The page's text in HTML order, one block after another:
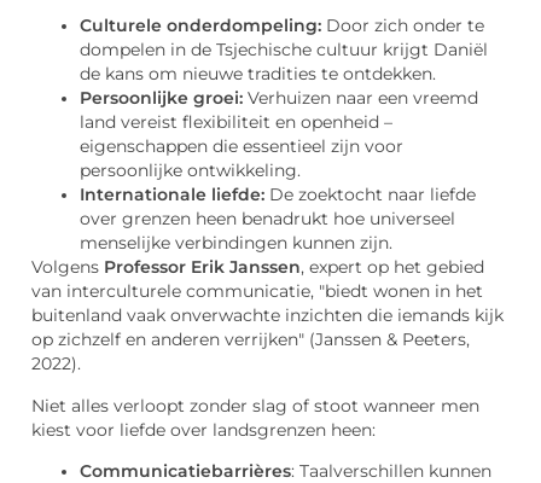
Culturele onderdompeling: Door zich onder te
dompelen in de Tsjechische cultuur krijgt Daniël
de kans om nieuwe tradities te ontdekken.
Persoonlijke groei: Verhuizen naar een vreemd
land vereist flexibiliteit en openheid –
eigenschappen die essentieel zijn voor
persoonlijke ontwikkeling.
Internationale liefde: De zoektocht naar liefde
over grenzen heen benadrukt hoe universeel
menselijke verbindingen kunnen zijn.
Volgens Professor Erik Janssen, expert op het gebied
van interculturele communicatie, "biedt wonen in het
buitenland vaak onverwachte inzichten die iemands kijk
op zichzelf en anderen verrijken" (Janssen & Peeters,
2022).
Niet alles verloopt zonder slag of stoot wanneer men
kiest voor liefde over landsgrenzen heen:
Communicatiebarrières: Taalverschillen kunnen